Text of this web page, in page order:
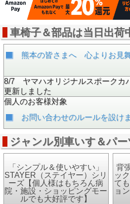
車椅子＆部品は当日出荷
熊本の皆さまへ 心よりお見
8/7 ヤマハオリジナルスポークカ
更新しました
個人のお客様対象
お問い合わせのルールを設け
ジャンル別車いす＆パー
「シンプル＆使いやすい」
STAYER（ステイヤー）シリ
ーズ【個人様はもちろん病
院・施設・ショッピングモー
ルでも大好評です】
背
ッ
て
ョ